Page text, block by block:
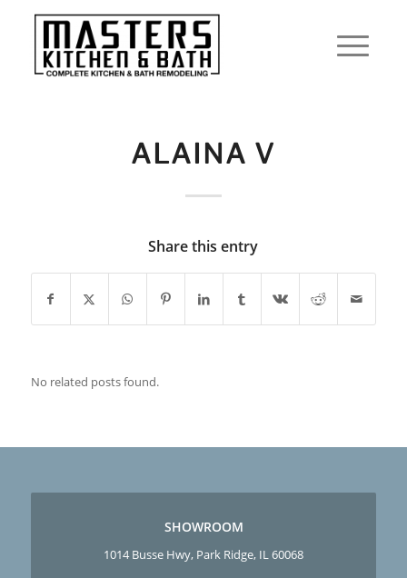
ALAINA V
Share this entry
No related posts found.
SHOWROOM
1014 Busse Hwy, Park Ridge, IL 60068